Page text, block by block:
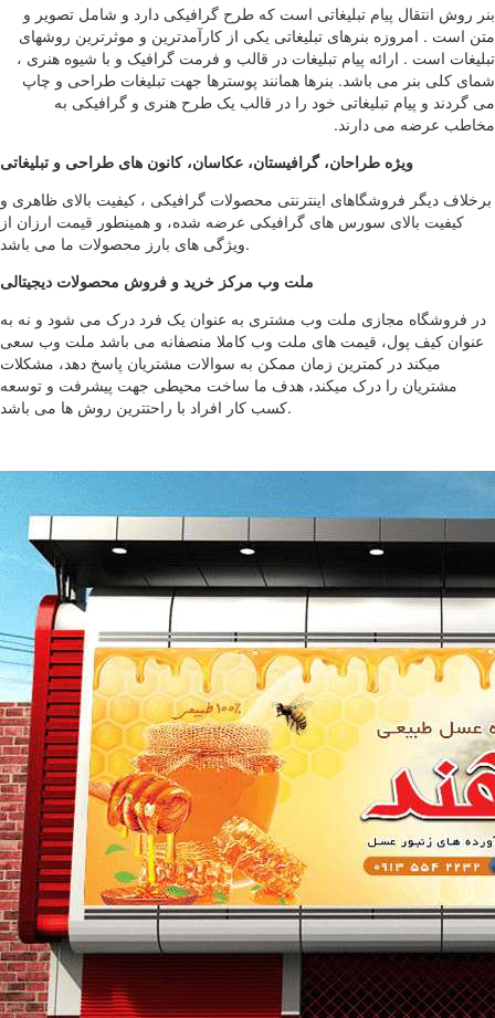
بنر روش انتقال پیام تبلیغاتی است که طرح گرافیکی دارد و شامل تصویر و
متن است . امروزه بنرهای تبلیغاتی یکی از کارآمدترین و موثرترین روشهای
تبلیغات است . ارائه پیام تبلیغات در قالب و فرمت گرافیک و با شیوه هنری ،
شمای کلی بنر می باشد. بنرها همانند پوسترها جهت تبلیغات طراحی و چاپ
می گردند و پیام تبلیغاتی خود را در قالب یک طرح هنری و گرافیکی به
مخاطب عرضه می دارند.
ویژه طراحان، گرافیستان، عکاسان، کانون های طراحی و تبلیغاتی
برخلاف دیگر فروشگاهای اینترنتی محصولات گرافیکی ، کیفیت بالای ظاهری و
کیفیت بالای سورس های گرافیکی عرضه شده، و همینطور قیمت ارزان از
ویژگی های بارز محصولات ما می باشد.
ملت وب مرکز خرید و فروش محصولات دیجیتالی
در فروشگاه مجازی ملت وب مشتری به عنوان یک فرد درک می شود و نه به
عنوان کیف پول، قیمت های ملت وب کاملا منصفانه می باشد ملت وب سعی
میکند در کمترین زمان ممکن به سوالات مشتریان پاسخ دهد، مشکلات
مشتریان را درک میکند، هدف ما ساخت محیطی جهت پیشرفت و توسعه
کسب کار افراد با راحتترین روش ها می باشد.